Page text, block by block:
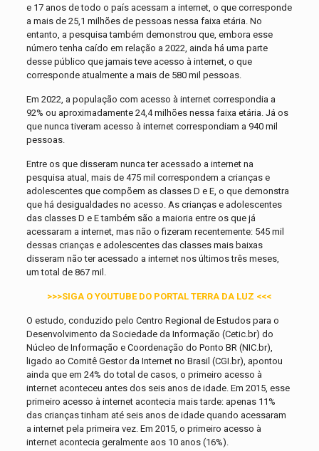
e 17 anos de todo o país acessam a internet, o que corresponde
a mais de 25,1 milhões de pessoas nessa faixa etária. No
entanto, a pesquisa também demonstrou que, embora esse
número tenha caído em relação a 2022, ainda há uma parte
desse público que jamais teve acesso à internet, o que
corresponde atualmente a mais de 580 mil pessoas.
Em 2022, a população com acesso à internet correspondia a
92% ou aproximadamente 24,4 milhões nessa faixa etária. Já os
que nunca tiveram acesso à internet correspondiam a 940 mil
pessoas.
Entre os que disseram nunca ter acessado a internet na
pesquisa atual, mais de 475 mil correspondem a crianças e
adolescentes que compõem as classes D e E, o que demonstra
que há desigualdades no acesso. As crianças e adolescentes
das classes D e E também são a maioria entre os que já
acessaram a internet, mas não o fizeram recentemente: 545 mil
dessas crianças e adolescentes das classes mais baixas
disseram não ter acessado a internet nos últimos três meses,
um total de 867 mil.
>>>SIGA O YOUTUBE DO PORTAL TERRA DA LUZ <<<
O estudo, conduzido pelo Centro Regional de Estudos para o
Desenvolvimento da Sociedade da Informação (Cetic.br) do
Núcleo de Informação e Coordenação do Ponto BR (NIC.br),
ligado ao Comitê Gestor da Internet no Brasil (CGI.br), apontou
ainda que em 24% do total de casos, o primeiro acesso à
internet aconteceu antes dos seis anos de idade. Em 2015, esse
primeiro acesso à internet acontecia mais tarde: apenas 11%
das crianças tinham até seis anos de idade quando acessaram
a internet pela primeira vez. Em 2015, o primeiro acesso à
internet acontecia geralmente aos 10 anos (16%).